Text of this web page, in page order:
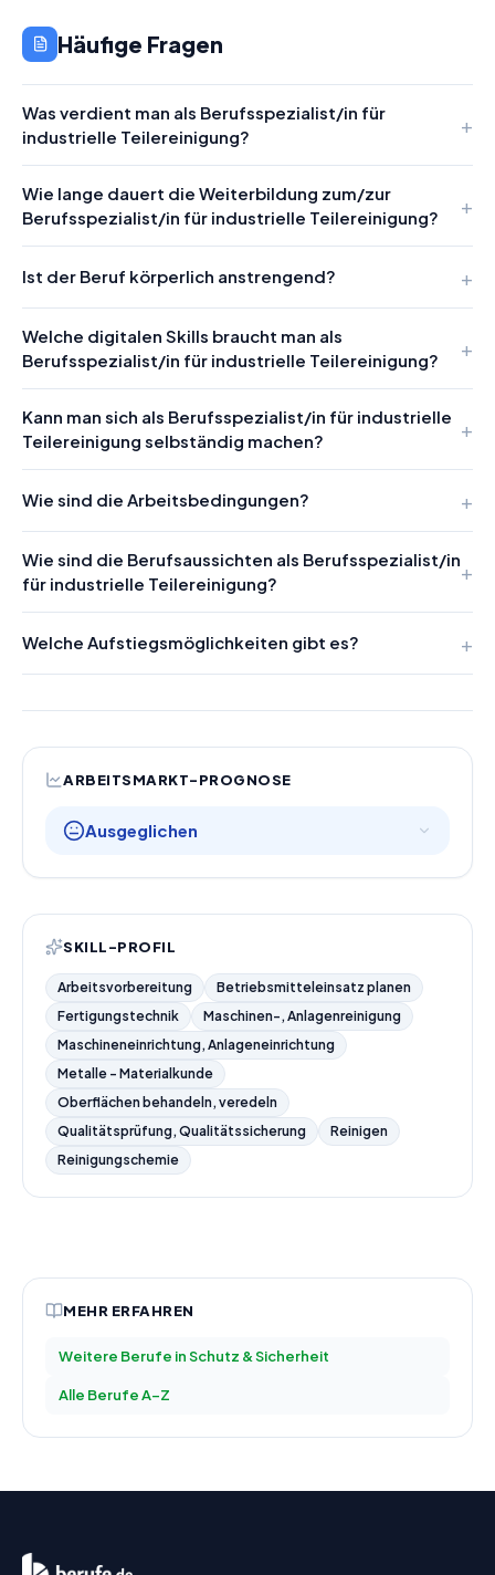
Häufige Fragen
Was verdient man als Berufsspezialist/in für
industrielle Teilereinigung?
Wie lange dauert die Weiterbildung zum/zur
Berufsspezialist/in für industrielle Teilereinigung?
Ist der Beruf körperlich anstrengend?
Welche digitalen Skills braucht man als
Berufsspezialist/in für industrielle Teilereinigung?
Kann man sich als Berufsspezialist/in für industrielle
Teilereinigung selbständig machen?
Wie sind die Arbeitsbedingungen?
Wie sind die Berufsaussichten als Berufsspezialist/in
für industrielle Teilereinigung?
Welche Aufstiegsmöglichkeiten gibt es?
ARBEITSMARKT-PROGNOSE
Ausgeglichen
SKILL-PROFIL
Arbeitsvorbereitung
Betriebsmitteleinsatz planen
Fertigungstechnik
Maschinen-, Anlagenreinigung
Maschineneinrichtung, Anlageneinrichtung
Metalle - Materialkunde
Oberflächen behandeln, veredeln
Qualitätsprüfung, Qualitätssicherung
Reinigen
Reinigungschemie
MEHR ERFAHREN
Weitere Berufe inSchutz & Sicherheit
Alle Berufe A–Z